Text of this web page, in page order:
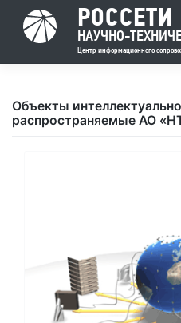
content
РОССЕТИ
НАУЧНО-
Центр информационного
Объекты
распространяемые АО